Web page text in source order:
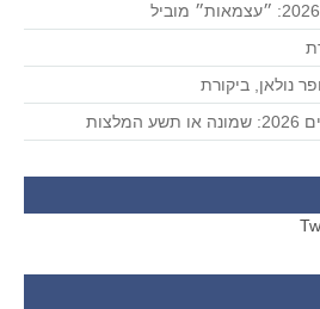
נולאן, ביקורת